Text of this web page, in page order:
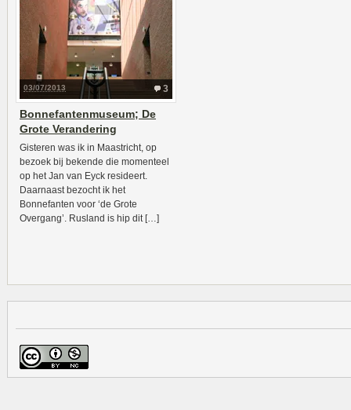
3
03/07/2013
Bonnefantenmuseum; De
Grote Verandering
Gisteren was ik in Maastricht, op
bezoek bij bekende die momenteel
op het Jan van Eyck resideert.
Daarnaast bezocht ik het
Bonnefanten voor ‘de Grote
Overgang’. Rusland is hip dit […]